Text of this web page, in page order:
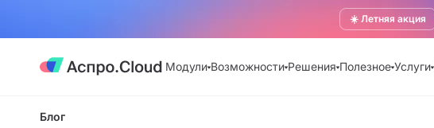
☀️ Летняя акция
Модули Возможности Решения Полезное Услуги
Блог